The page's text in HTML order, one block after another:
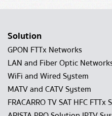
Solution
GPON FTTx Networks
LAN and Fiber Optic
WiFi and Wired System
MATV and CATV System
FRACARRO TV SAT HFC